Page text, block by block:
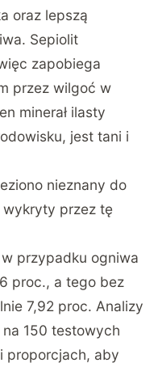
oraz lepszą
Sepiolit
zapobiega
przez wilgoć w
minerał ilasty
jest tani i
nieznany do
wykryty przez tę
przypadku ogniwa
proc., a tego bez
7,92 proc. Analizy
150 testowych
proporcjach, aby